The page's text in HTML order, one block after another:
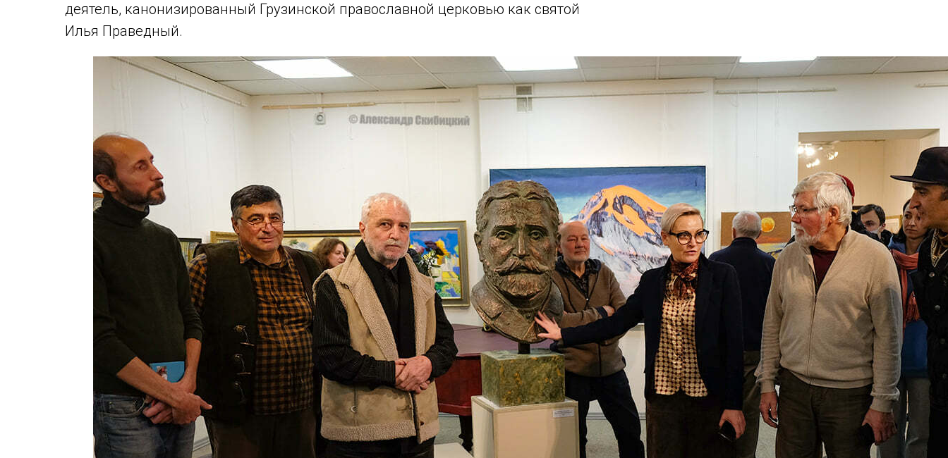
деятель, канонизированный Грузинской православной церковью как святой
Илья Праведный.